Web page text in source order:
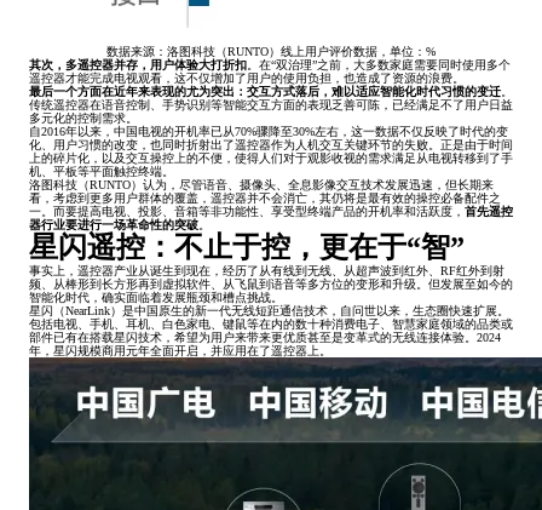
数据来源：洛图科技（RUNTO）线上用户评价数据，单位：%
其次，多遥控器并存，用户体验大打折扣 。在“双治理”之前，大多数家庭需要同时使用多个
遥控器才能完成电视观看，这不仅增加了用户的使用负担，也造成了资源的浪费。
最后一个方面在近年来表现的尤为突出：交互方式落后，难以适应智能化时代习惯的变迁
传统遥控器在语音控制、手势识别等智能交互方面的表现乏善可陈，已经满足不了用户日益
多元化的控制需求。
自2016年以来，中国电视的开机率已从70%骤降至30%左右，这一数据不仅反映了时代的变
化、用户习惯的改变，也同时折射出了遥控器作为人机交互关键环节的失败。正是由于时间
上的碎片化，以及交互操控上的不便，使得人们对于观影收视的需求满足从电视转移到了手
机、平板等平面触控终端。
洛图科技（RUNTO）认为，尽管语音、摄像头、全息影像交互技术发展迅速，但长期来
看，考虑到更多用户群体的覆盖，遥控器并不会消亡，其仍将是最有效的操控必备配件之
一。而要提高电视、投影、音箱等非功能性、享受型终端产品的开机率和活跃度， 首先遥控
器行业要进行一场革命性的突破
星闪遥控：不止于控，更在于“智”
事实上，遥控器产业从诞生到现在，经历了从有线到无线、从超声波到红外、RF红外到射
频、从棒形到长方形再到虚拟软件、从飞鼠到语音等多方位的变形和升级。但发展至如今的
智能化时代，确实面临着发展瓶颈和槽点挑战。
星闪（NearLink）是中国原生的新一代无线短距通信技术，自问世以来，生态圈快速扩展。
包括电视、手机、耳机、白色家电、键鼠等在内的数十种消费电子、智慧家庭领域的品类或
部件已有在搭载星闪技术，希望为用户来带来更优质甚至是变革式的无线连接体验。2024
年，星闪规模商用元年全面开启，并应用在了遥控器上。